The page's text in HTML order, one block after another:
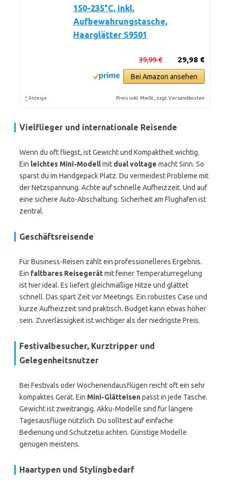
150-235°C, inkl.
Aufbewahrungstasche,
Haarglätter S9501
29,98 €
39,99 €
Bei Amazon ansehen
* Anzeige Preis inkl. MwSt., zzgl. Versandkosten
Vielflieger und internationale Reisende
Wenn du oft fliegst, ist Gewicht und Kompaktheit wichtig.
Ein leichtes Mini-Modellmit dual voltage macht Sinn. So
sparst du im Handgepäck Platz. Du vermeidest Probleme mit
der Netzspannung. Achte auf schnelle Aufheizzeit. Und auf
eine sichere Auto-Abschaltung. Sicherheit am Flughafen ist
zentral.
Geschäftsreisende
Für Business-Reisen zählt ein professionelleres Ergebnis.
Ein faltbares Reisegerätmit feiner Temperaturregelung
ist hier ideal. Es liefert gleichmäßige Hitze und glättet
schnell. Das spart Zeit vor Meetings. Ein robustes Case und
kurze Aufheizzeit sind praktisch. Budget kann etwas höher
sein. Zuverlässigkeit ist wichtiger als der niedrigste Preis.
Festivalbesucher, Kurztripper und
Gelegenheitsnutzer
Bei Festivals oder Wochenendausflügen reicht oft ein sehr
kompaktes Gerät. Ein Mini-Glätteisenpasst in jede Tasche.
Gewicht ist zweitrangig. Akku-Modelle sind für längere
Tagesausflüge nützlich. Du solltest auf einfache
Bedienung und Schutzetui achten. Günstige Modelle
genügen meistens.
Haartypen und Stylingbedarf